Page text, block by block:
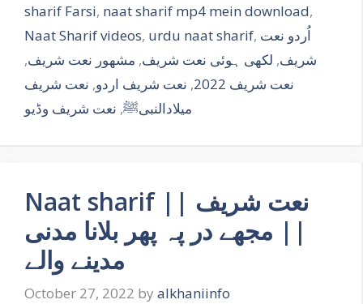
sharif Farsi, naat sharif mp4 mein download,
Naat Sharif videos, urdu naat sharif, اُردو نعت
شریف, لکھی ہوئی نعت شریف, مشھور نعت شریف,
نعت شریف 2022
, نعت شریف اردو, نعت شریف
میلادالنبیﷺ, نعت شریف وڈیو
Naat sharif || نعت شریف
|| مجھے در پہ پھر بلانا مدنی
مدینے والے
October 27, 2022 by alkhaniinfo